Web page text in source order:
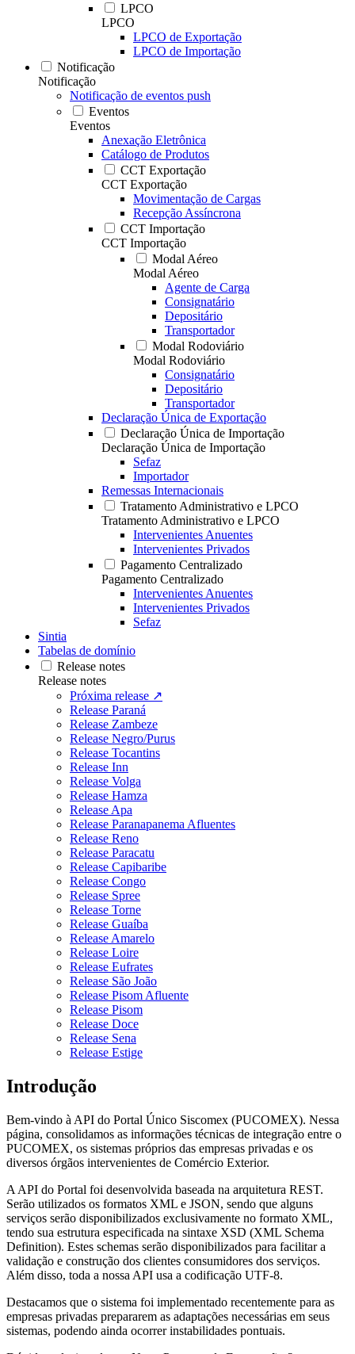
LPCO
LPCO
LPCO de Exportação
LPCO de Importação
Notificação
Notificação
Notificação de eventos push
Eventos
Eventos
Anexação Eletrônica
Catálogo de Produtos
CCT Exportação
CCT Exportação
Movimentação de Cargas
Recepção Assíncrona
CCT Importação
CCT Importação
Modal Aéreo
Modal Aéreo
Agente de Carga
Consignatário
Depositário
Transportador
Modal Rodoviário
Modal Rodoviário
Consignatário
Depositário
Transportador
Declaração Única de Exportação
Declaração Única de Importação
Declaração Única de Importação
Sefaz
Importador
Remessas Internacionais
Tratamento Administrativo e LPCO
Tratamento Administrativo e LPCO
Intervenientes Anuentes
Intervenientes Privados
Pagamento Centralizado
Pagamento Centralizado
Intervenientes Anuentes
Intervenientes Privados
Sefaz
Sintia
Tabelas de domínio
Release notes
Release notes
Próxima release ↗
Release Paraná
Release Zambeze
Release Negro/Purus
Release Tocantins
Release Inn
Release Volga
Release Hamza
Release Apa
Release Paranapanema Afluentes
Release Reno
Release Paracatu
Release Capibaribe
Release Congo
Release Spree
Release Torne
Release Guaíba
Release Amarelo
Release Loire
Release Eufrates
Release São João
Release Pisom Afluente
Release Pisom
Release Doce
Release Sena
Release Estige
Introdução
Bem-vindo à API do Portal Único Siscomex (PUCOMEX). Nessa
página, consolidamos as informações técnicas de integração entre o
PUCOMEX, os sistemas próprios das empresas privadas e os
diversos órgãos intervenientes de Comércio Exterior.
A API do Portal foi desenvolvida baseada na arquitetura REST.
Serão utilizados os formatos XML e JSON, sendo que alguns
serviços serão disponibilizados exclusivamente no formato XML,
tendo sua estrutura especificada na sintaxe XSD (XML Schema
Definition). Estes schemas serão disponibilizados para facilitar a
validação e construção dos clientes consumidores dos serviços.
Além disso, toda a nossa API usa a codificação UTF-8.
Destacamos que o sistema foi implementado recentemente para as
empresas privadas prepararem as adaptações necessárias em seus
sistemas, podendo ainda ocorrer instabilidades pontuais.